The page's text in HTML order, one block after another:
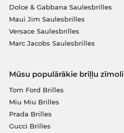
Dolce & Gabbana Saulesbrilles
Maui Jim Saulesbrilles
Versace Saulesbrilles
Marc Jacobs Saulesbrilles
Mūsu populārākie briļļu zīmoli
Tom Ford Brilles
Miu Miu Brilles
Prada Brilles
Gucci Brilles